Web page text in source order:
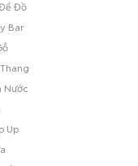
Đồ
Bar
Nước
Up